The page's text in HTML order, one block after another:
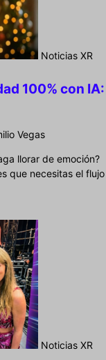
Noticias XR
100% con IA:
Vegas
llorar de emoción?
que necesitas el flujo
Noticias XR